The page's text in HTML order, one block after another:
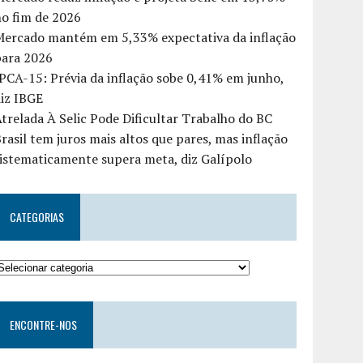
fim de 2026
mantém em 5,33% expectativa da inflação
2026
15: Prévia da inflação sobe 0,41% em junho,
IBGE
À Selic Pode Dificultar Trabalho do BC
tem juros mais altos que pares, mas inflação
supera meta, diz Galípolo
CATEGORIAS
ENCONTRE-NOS